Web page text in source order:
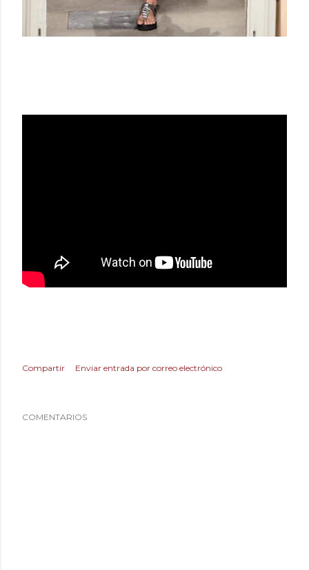
Compartir Enviar entrada por correo electrónico
COMENTARIOS